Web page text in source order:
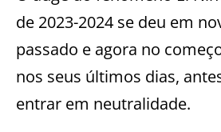
de 2023-2024 se deu em
passado e agora no
nos seus últimos dias,
entrar em neutralidade.